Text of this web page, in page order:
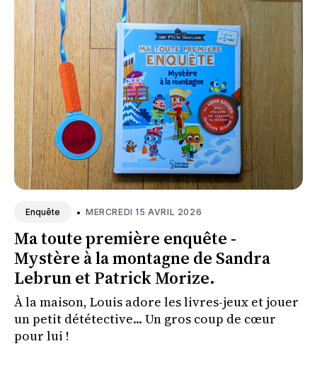
Enquête • MERCREDI 15 AVRIL 2026
Ma toute première enquête -
Mystère à la montagne de Sandra
Lebrun et Patrick Morize.
À la maison, Louis adore les livres-jeux et jouer
un petit dététective... Un gros coup de cœur
pour lui !